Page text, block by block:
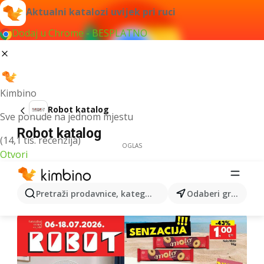
Aktualni katalozi uvijek pri ruci
Dodaj u Chrome - BESPLATNO
Kimbino
Sve ponude na jednom mjestu
(14,1 tis. recenzija)
Otvori
Pretraži prodavnice, kategorije, proizvode... Odaberi grad
Robot katalog
Robot katalog
OGLAS